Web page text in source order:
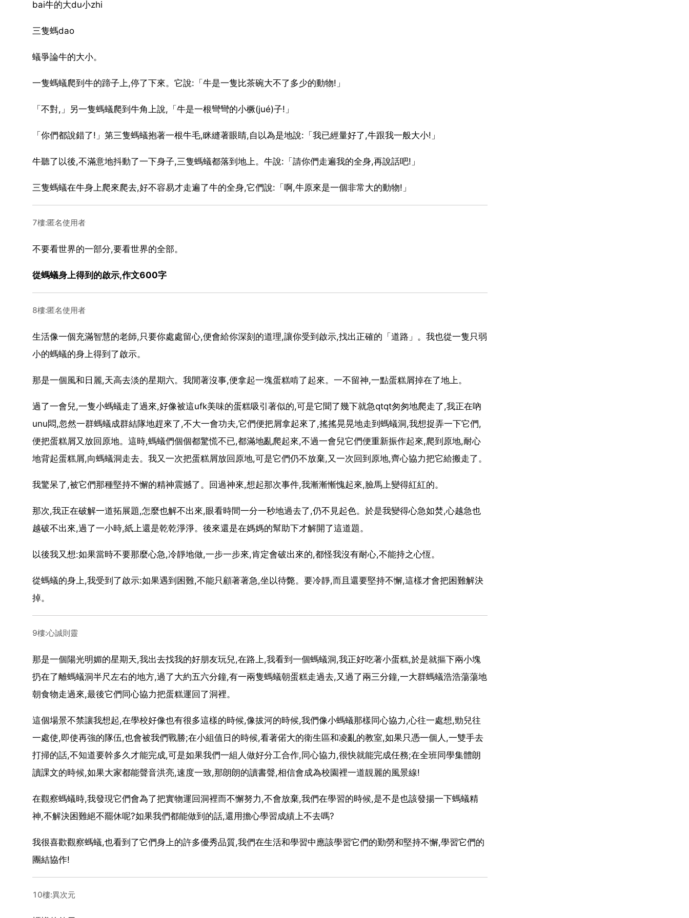
bai牛的大du小zhi
三隻螞dao
蟻爭論牛的大小。
一隻螞蟻爬到牛的蹄子上,停了下來。它說:「牛是一隻比茶碗大不了多少的動物!」
「不對,」另一隻螞蟻爬到牛角上說,「牛是一根彎彎的小橛(jué)子!」
「你們都說錯了!」第三隻螞蟻抱著一根牛毛,眯縫著眼睛,自以為是地說:「我已經量好了,牛跟我一般大小!」
牛聽了以後,不滿意地抖動了一下身子,三隻螞蟻都落到地上。牛說:「請你們走遍我的全身,再說話吧!」
三隻螞蟻在牛身上爬來爬去,好不容易才走遍了牛的全身,它們說:「啊,牛原來是一個非常大的動物!」
7樓:匿名使用者
不要看世界的一部分,要看世界的全部。
從螞蟻身上得到的啟示,作文600字
8樓:匿名使用者
生活像一個充滿智慧的老師,只要你處處留心,便會給你深刻的道理,讓你受到啟示,找出正確的「道路」。我也從一隻只弱
小的螞蟻的身上得到了啟示。
那是一個風和日麗,天高去淡的星期六。我閒著沒事,便拿起一塊蛋糕啃了起來。一不留神,一點蛋糕屑掉在了地上。
過了一會兒,一隻小螞蟻走了過來,好像被這ufk美味的蛋糕吸引著似的,可是它聞了幾下就急qtqt匆匆地爬走了,我正在吶
unu悶,忽然一群螞蟻成群結隊地趕來了,不大一會功夫,它們便把屑拿起來了,搖搖晃晃地走到螞蟻洞,我想捉弄一下它們,
便把蛋糕屑又放回原地。這時,螞蟻們個個都驚慌不已,都滿地亂爬起來,不過一會兒它們便重新振作起來,爬到原地,耐心
地背起蛋糕屑,向螞蟻洞走去。我又一次把蛋糕屑放回原地,可是它們仍不放棄,又一次回到原地,齊心協力把它給搬走了。
我驚呆了,被它們那種堅持不懈的精神震撼了。回過神來,想起那次事件,我漸漸慚愧起來,臉馬上變得紅紅的。
那次,我正在破解一道拓展題,怎麼也解不出來,眼看時間一分一秒地過去了,仍不見起色。於是我變得心急如焚,心越急也
越破不出來,過了一小時,紙上還是乾乾淨淨。後來還是在媽媽的幫助下才解開了這道題。
以後我又想:如果當時不要那麼心急,冷靜地做,一步一步來,肯定會破出來的,都怪我沒有耐心,不能持之心恆。
從螞蟻的身上,我受到了啟示:如果遇到困難,不能只顧著著急,坐以待斃。要冷靜,而且還要堅持不懈,這樣才會把困難解決
掉。
9樓:心誠則靈
那是一個陽光明媚的星期天,我出去找我的好朋友玩兒,在路上,我看到一個螞蟻洞,我正好吃著小蛋糕,於是就摳下兩小塊
扔在了離螞蟻洞半尺左右的地方,過了大約五六分鐘,有一兩隻螞蟻朝蛋糕走過去,又過了兩三分鐘,一大群螞蟻浩浩蕩蕩地
朝食物走過來,最後它們同心協力把蛋糕運回了洞裡。
這個場景不禁讓我想起,在學校好像也有很多這樣的時候,像拔河的時候,我們像小螞蟻那樣同心協力,心往一處想,勁兒往
一處使,即使再強的隊伍,也會被我們戰勝;在小組值日的時候,看著偌大的衛生區和凌亂的教室,如果只憑一個人,一雙手去
打掃的話,不知道要幹多久才能完成,可是如果我們一組人做好分工合作,同心協力,很快就能完成任務;在全班同學集體朗
讀課文的時候,如果大家都能聲音洪亮,速度一致,那朗朗的讀書聲,相信會成為校園裡一道靚麗的風景線!
在觀察螞蟻時,我發現它們會為了把實物運回洞裡而不懈努力,不會放棄,我們在學習的時候,是不是也該發揚一下螞蟻精
神,不解決困難絕不罷休呢?如果我們都能做到的話,還用擔心學習成績上不去嗎?
我很喜歡觀察螞蟻,也看到了它們身上的許多優秀品質,我們在生活和學習中應該學習它們的勤勞和堅持不懈,學習它們的
團結協作!
10樓:異次元